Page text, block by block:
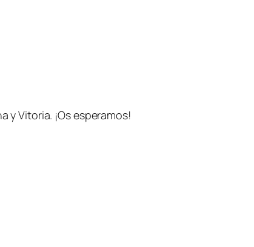
y Vitoria. ¡Os esperamos!